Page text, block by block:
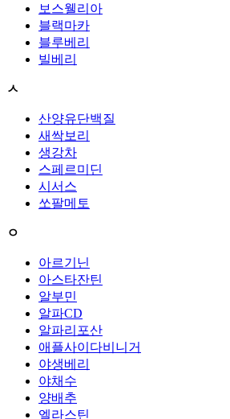
보스웰리아
블랙마카
블루베리
빌베리
ㅅ
산양유단백질
새싹보리
생강차
스페르미딘
시서스
쏘팔메토
ㅇ
아르기닌
아스타잔틴
알부민
알파CD
알파리포산
애플사이다비니거
야생베리
야채수
양배추
엘라스틴